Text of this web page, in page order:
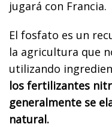
jugará con Francia.
El fosfato es un
la agricultura que
utilizando
los fertilizantes
generalmente se
natural.